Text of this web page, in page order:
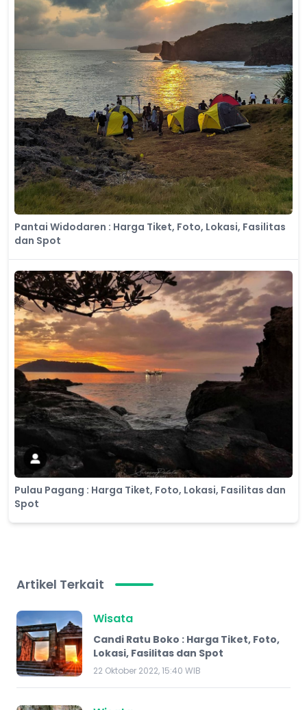
Pantai Widodaren : Harga Tiket, Foto, Lokasi, Fasilitas
dan Spot
Pulau Pagang : Harga Tiket, Foto, Lokasi, Fasilitas dan
Spot
Artikel Terkait
Wisata
Candi Ratu Boko : Harga Tiket, Foto,
Lokasi, Fasilitas dan Spot
22 Oktober 2022, 15:40 WIB